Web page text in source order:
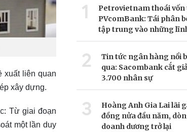
xuất liên quan
xây dựng.
Từ giai đoạn
một lần duy
1
Petrovietnam thoái vốn
PVcomBank: Tái phân
tập trung vào những
2
Tin tức ngân hàng nổi
qua: Sacombank cắt
3.700 nhân sự
3
Hoàng Anh Gia Lai lãi
đồng nửa đầu năm,
doanh dương trở lại